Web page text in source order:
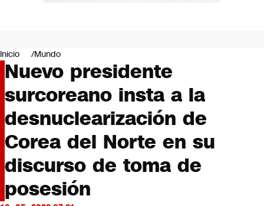
Negocios
Deportes
Programas completos
Cultura
Servicios
Bits
CNN tiempo
Futuro 360
Opinión
Inicio Mundo
Nuevo presidente
surcoreano insta a la
desnuclearización de
Corea del Norte en su
discurso de toma de
posesión